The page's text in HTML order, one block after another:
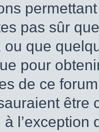
pas sûr
que
pour
de ce
être